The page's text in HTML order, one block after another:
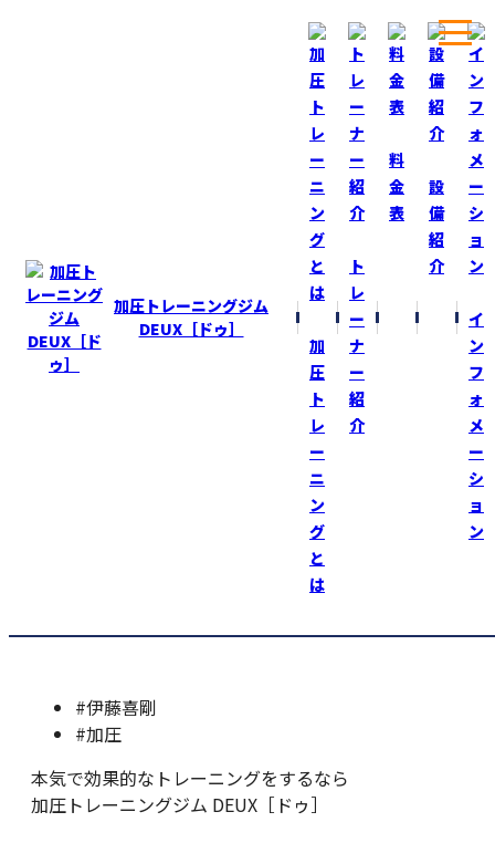
加圧トレーニングジム
DEUX［ドゥ］
加
圧
ト
レ
ー
ニ
ン
グ
と
は
ト
レ
ー
ナ
ー
紹
介
料
金
表
設
備
紹
介
イ
ン
フ
ォ
メ
ー
シ
ョ
ン
カレンダーの時期！
2019-11-2
もうカレンダー販売の時期か！
先日、ホームセンターに行ったらたくさん販売していた！
加圧トレーニングジムＤＥＵＸ https://kaatsu-
#伊藤喜剛
#加圧
本気で効果的なトレーニングをするなら
加圧トレーニングジム DEUX［ドゥ］